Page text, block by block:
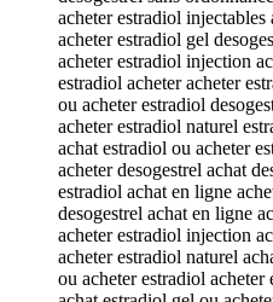
acheter estradiol injectables
acheter estradiol gel
acheter estradiol injection
estradiol acheter acheter
ou acheter estradiol
acheter estradiol naturel
achat estradiol ou acheter
acheter desogestrel achat
estradiol achat en ligne
desogestrel achat en ligne
acheter estradiol injection
acheter estradiol naturel
ou acheter estradiol acheter